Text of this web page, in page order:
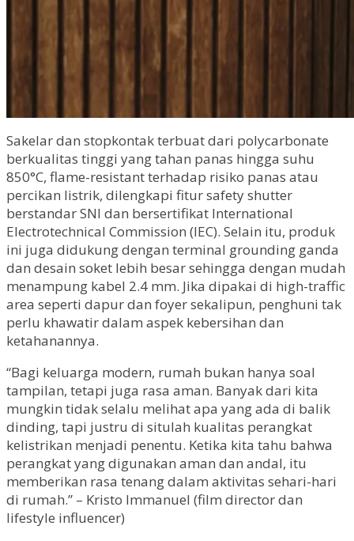
Sakelar dan stopkontak terbuat dari polycarbonate
berkualitas tinggi yang tahan panas hingga suhu
850°C, flame-resistant terhadap risiko panas atau
percikan listrik, dilengkapi fitur safety shutter
berstandar SNI dan bersertifikat International
Electrotechnical Commission (IEC). Selain itu, produk
ini juga didukung dengan terminal grounding ganda
dan desain soket lebih besar sehingga dengan mudah
menampung kabel 2.4 mm. Jika dipakai di high-traffic
area seperti dapur dan foyer sekalipun, penghuni tak
perlu khawatir dalam aspek kebersihan dan
ketahanannya.
“Bagi keluarga modern, rumah bukan hanya soal
tampilan, tetapi juga rasa aman. Banyak dari kita
mungkin tidak selalu melihat apa yang ada di balik
dinding, tapi justru di situlah kualitas perangkat
kelistrikan menjadi penentu. Ketika kita tahu bahwa
perangkat yang digunakan aman dan andal, itu
memberikan rasa tenang dalam aktivitas sehari-hari
di rumah.” – Kristo Immanuel (film director dan
lifestyle influencer)